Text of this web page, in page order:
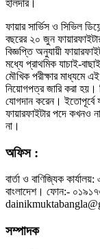
হালদার।
ফায়ার সার্ভিস ও সিভিল
বছরের ২০ জুন
বিজ্ঞপ্তি অনুযায়ী
মধ্যে প্রাথমিক যাচাই-
মৌখিক পরীক্ষার মাধ্যমে
নিয়োগপত্র জারি করা হয়।
যোগদান করেন। ইতোপূর্বে
ফায়ারফাইটার পদে কখনও
না।
অফিস :
বার্তা ও বাণিজ্যিক
বাংলাদেশ। ফোন:-
সম্পাদক